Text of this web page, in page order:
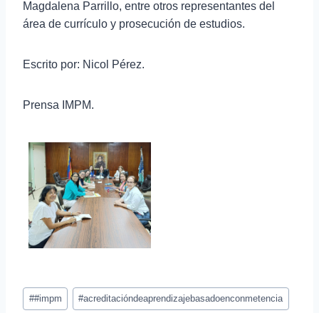
Magdalena Parrillo, entre otros representantes del
área de currículo y prosecución de estudios.
Escrito por: Nicol Pérez.
Prensa IMPM.
##impm #acreditacióndeaprendizajebasadoenconmetencia